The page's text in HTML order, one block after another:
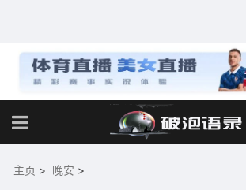
主页 > 晚安 >